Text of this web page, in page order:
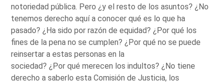
notoriedad pública. Pero ¿y el resto de los asuntos? ¿No
tenemos derecho aquí a conocer qué es lo que ha
pasado? ¿Ha sido por razón de equidad? ¿Por qué los
fines de la pena no se cumplen? ¿Por qué no se puede
reinsertar a estas personas en la
sociedad? ¿Por qué merecen los indultos? ¿No tiene
derecho a saberlo esta Comisión de Justicia, los